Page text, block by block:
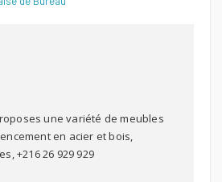
une variété de meubles
en acier et bois,
+216 26 929 929